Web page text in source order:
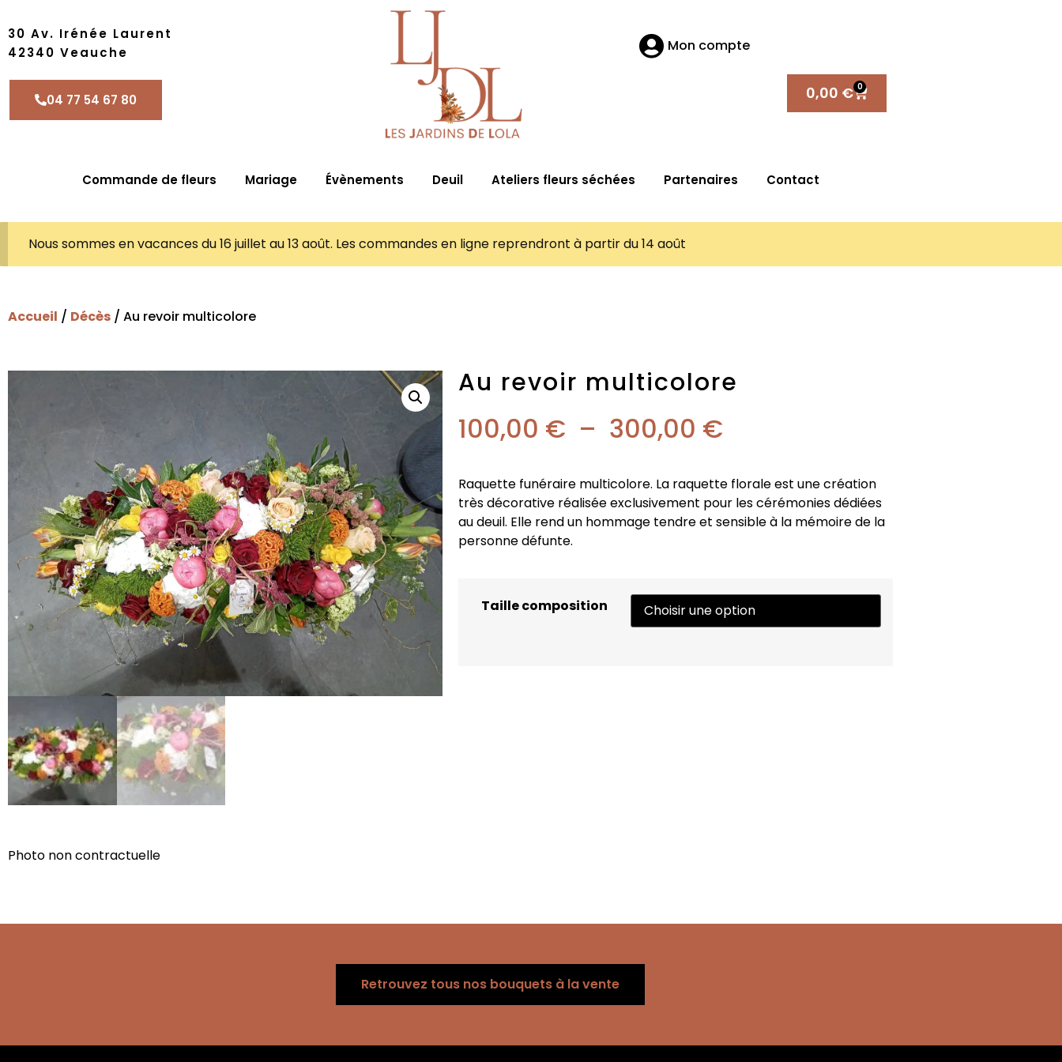
30 Av. Irénée Laurent
42340 Veauche
04 77 54 67 80
Mon compte
0,00 € 0
Commande de fleurs Mariage Évènements Deuil Ateliers fleurs séchées Partenaires Contact
Nous sommes en vacances du 16 juillet au 13 août. Les commandes en ligne reprendront à partir du 14 août
Accueil / Décès / Au revoir multicolore
Photo non contractuelle
Au revoir multicolore
100,00 € – 300,00 €
Raquette funéraire multicolore. La raquette florale est une création
très décorative réalisée exclusivement pour les cérémonies dédiées
au deuil. Elle rend un hommage tendre et sensible à la mémoire de la
personne défunte.
Taille composition
Retrouvez tous nos bouquets à la vente